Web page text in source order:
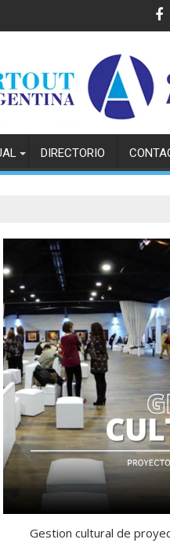
DIRECTORIO
Gestion cultural de